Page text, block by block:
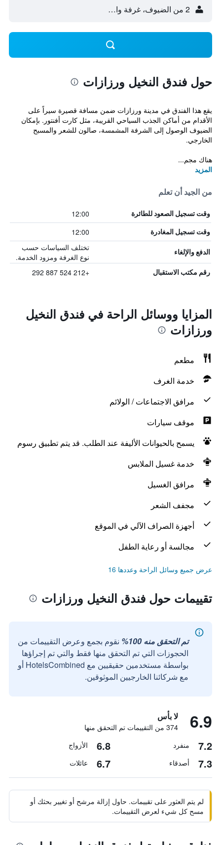
2 من الضيوف، غرفة واحدة
حول فندق النخيل ورزازات
يقع هذا الفندق في مدينة ورزازات ضمن مسافة قصيرة سيراً على
الأقدام من أماكن الجذب السياحي القريبة، مثل كارت أفنتور. بإمكان
الضيوف الوصول إلى الشرفة المشمسة، صالون للشعر والمسبح
الخارجي.
هناك مجم...
المزيد
من الجيد أن تعلم
وقت تسجيل الصعود للطائرة 12:00
وقت تسجيل المغادرة 12:00
الدفع والإلغاء
تختلف السياسات حسب
نوع الغرفة ومزود الخدمة.
رقم مكتب الاستقبال +212 524 887 292
المزايا ووسائل الراحة في فندق النخيل
ورزازات
مطعم
خدمة الغرف
مرافق الاجتماعات / الولائم
موقف سيارات
يسمح بالحيوانات الأليفة عند الطلب. قد يتم تطبيق رسوم
خدمة غسيل الملابس
مرافق الغسيل
مجفف الشعر
أجهزة الصراف الآلي في الموقع
مجالسة أو رعاية الطفل
عرض جميع وسائل الراحة وعددها 16
تقييمات حول فندق النخيل ورزازات
تم التحقق منه 100%
نقوم بجمع وعرض التقييمات من
الحجوزات التي تم التحقق منها فقط والتي تم إجراؤها
بواسطة مستخدمين حقيقيين مع HotelsCombined أو
مع شركائنا الخارجيين الموثوقين.
6.9 لا بأس
374 من التقييمات تم التحقق منها
7.2 منفرد 6.8 الأزواج
7.3 أصدقاء 6.7 عائلات
لم يتم العثور على تقييمات. حاول إزالة مرشح أو تغيير بحثك أو
مسح كل شيء لعرض التقييمات.